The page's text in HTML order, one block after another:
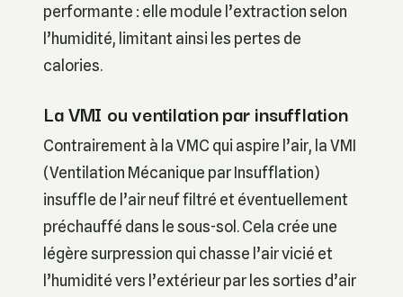
performante : elle module l’extraction selon
l’humidité, limitant ainsi les pertes de
calories.
La VMI ou ventilation par insufflation
Contrairement à la VMC qui aspire l’air, la VMI
(Ventilation Mécanique par Insufflation)
insuffle de l’air neuf filtré et éventuellement
préchauffé dans le sous-sol. Cela crée une
légère surpression qui chasse l’air vicié et
l’humidité vers l’extérieur par les sorties d’air